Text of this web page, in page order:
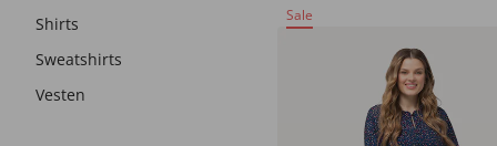
Shirts
Sweatshirts
Vesten
Sale